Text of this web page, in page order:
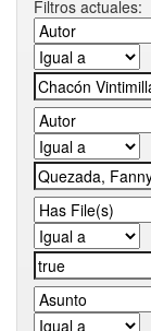
Filtros actuales: